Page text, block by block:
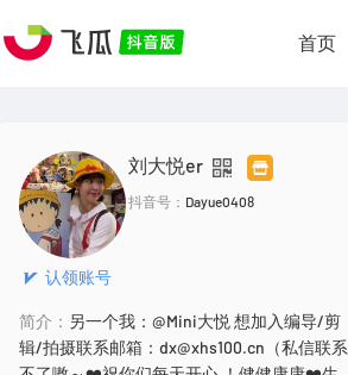
首页
认领账号
刘大悦er
抖音号： Dayue0408
简介： 另一个我：@Mini大悦 想加入编导/剪
辑/拍摄联系邮箱：dx@xhs100.cn（私信联系